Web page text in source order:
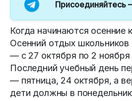
Присоединяйтесь
Когда начинаются осенние
Осенний отдых школьников
— с 27 октября по 2 ноября
Последний учебный день
— пятница, 24 октября, а
дети должны в